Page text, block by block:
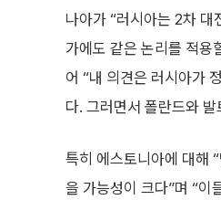
나아가 “러시아는 2차
가에도 같은 논리를 적용
어 “내 의견은 러시아가
다. 그러면서 폴란드와
특히 에스토니아에 대해
을 가능성이 크다”며 “이